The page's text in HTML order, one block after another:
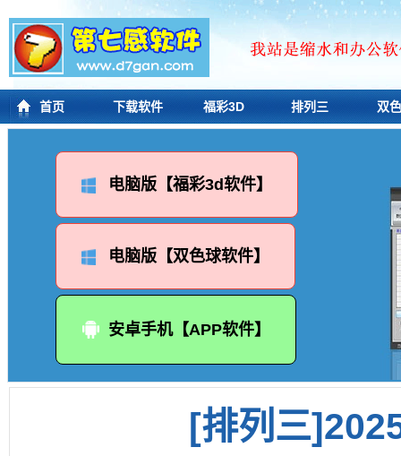
首页 下载软件 福彩3D 排列三 双
电脑版【福彩3d软件】
电脑版【双色球软件】
安卓手机【APP软件】
[排列三